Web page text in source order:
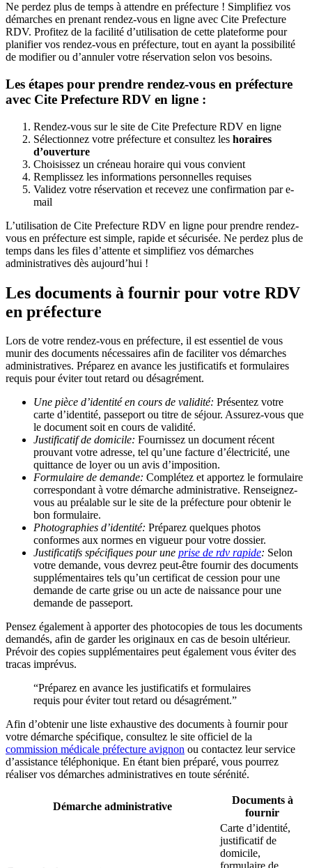
Ne perdez plus de temps à attendre en préfecture ! Simplifiez vos
démarches en prenant rendez-vous en ligne avec Cite Prefecture
RDV. Profitez de la facilité d’utilisation de cette plateforme pour
planifier vos rendez-vous en préfecture, tout en ayant la possibilité
de modifier ou d’annuler votre réservation selon vos besoins.
Les étapes pour prendre rendez-vous en préfecture
avec Cite Prefecture RDV en ligne :
Rendez-vous sur le site de Cite Prefecture RDV en ligne
Sélectionnez votre préfecture et consultez les horaires
d’ouverture
Choisissez un créneau horaire qui vous convient
Remplissez les informations personnelles requises
Validez votre réservation et recevez une confirmation par e-
mail
L’utilisation de Cite Prefecture RDV en ligne pour prendre rendez-
vous en préfecture est simple, rapide et sécurisée. Ne perdez plus de
temps dans les files d’attente et simplifiez vos démarches
administratives dès aujourd’hui !
Les documents à fournir pour votre RDV
en préfecture
Lors de votre rendez-vous en préfecture, il est essentiel de vous
munir des documents nécessaires afin de faciliter vos démarches
administratives. Préparez en avance les justificatifs et formulaires
requis pour éviter tout retard ou désagrément.
Une pièce d’identité en cours de validité: Présentez votre
carte d’identité, passeport ou titre de séjour. Assurez-vous que
le document soit en cours de validité.
Justificatif de domicile: Fournissez un document récent
prouvant votre adresse, tel qu’une facture d’électricité, une
quittance de loyer ou un avis d’imposition.
Formulaire de demande: Complétez et apportez le formulaire
correspondant à votre démarche administrative. Renseignez-
vous au préalable sur le site de la préfecture pour obtenir le
bon formulaire.
Photographies d’identité: Préparez quelques photos
conformes aux normes en vigueur pour votre dossier.
Justificatifs spécifiques pour une prise de rdv rapide: Selon
votre demande, vous devrez peut-être fournir des documents
supplémentaires tels qu’un certificat de cession pour une
demande de carte grise ou un acte de naissance pour une
demande de passeport.
Pensez également à apporter des photocopies de tous les documents
demandés, afin de garder les originaux en cas de besoin ultérieur.
Prévoir des copies supplémentaires peut également vous éviter des
tracas imprévus.
“Préparez en avance les justificatifs et formulaires
requis pour éviter tout retard ou désagrément.”
Afin d’obtenir une liste exhaustive des documents à fournir pour
votre démarche spécifique, consultez le site officiel de la
commission médicale préfecture avignon ou contactez leur service
d’assistance téléphonique. En étant bien préparé, vous pourrez
réaliser vos démarches administratives en toute sérénité.
Démarche administrative
Documents à
fournir
Carte d’identité,
justificatif de
domicile,